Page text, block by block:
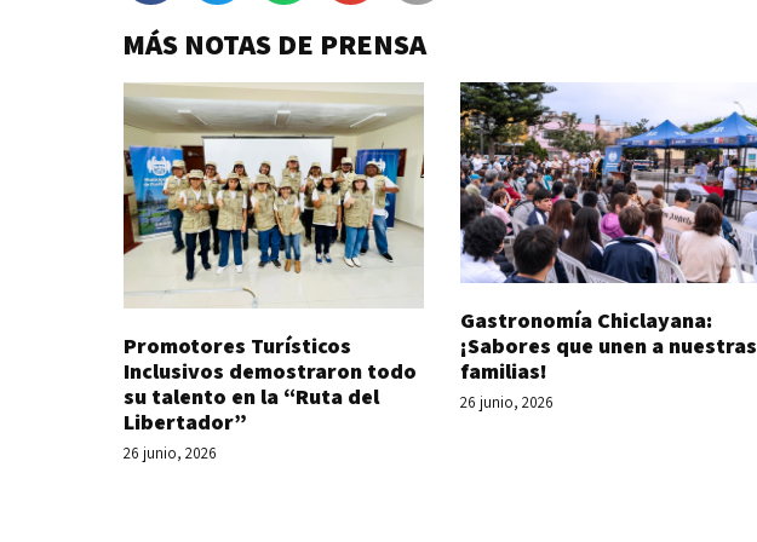
MÁS NOTAS DE PRENSA
Promotores Turísticos
Inclusivos demostraron todo
su talento en la “Ruta del
Libertador”
26 junio, 2026
Gastronomía Chiclayana:
¡Sabores que unen a nuestras
familias!
26 junio, 2026